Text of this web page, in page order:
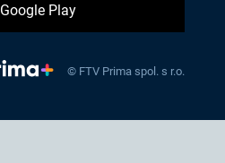
Google Play
© FTV Prima spol. s r.o.